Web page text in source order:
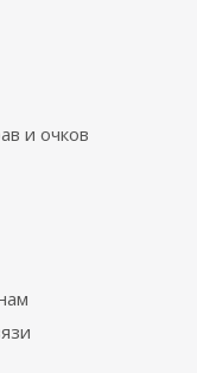
и очков